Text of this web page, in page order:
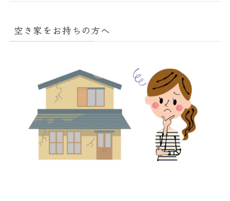
空き家をお持ちの方へ